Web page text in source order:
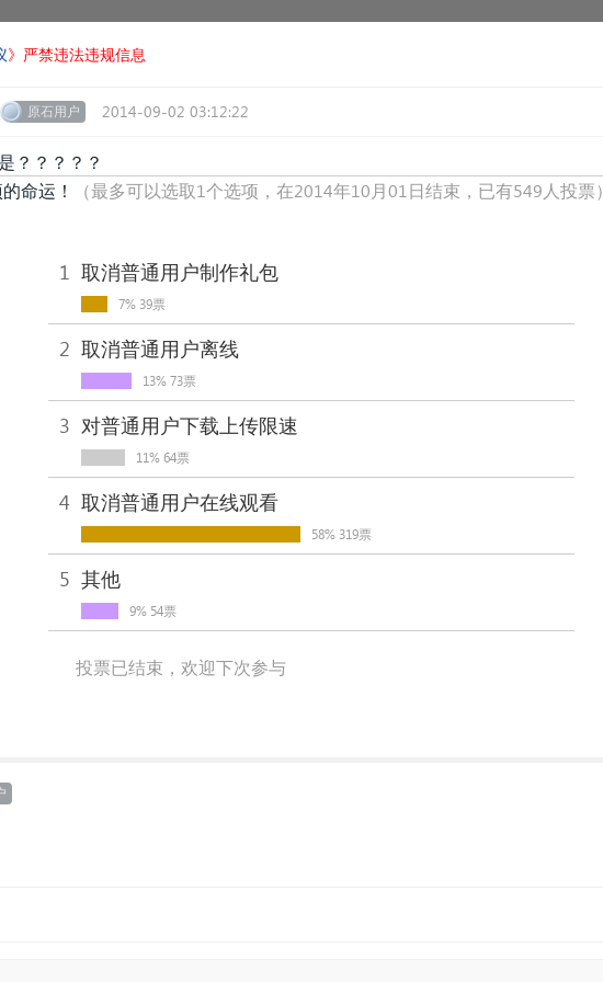
》严禁违法违规信息
原石用户 2014-09-02 03:12:22
？？？？？
命运！
（最多可以选取1个选项，在2014年10月01日结束，已有549人投票）
1 取消普通用户制作礼包
7% 39票
2 取消普通用户离线
13% 73票
3 对普通用户下载上传限速
11% 64票
4 取消普通用户在线观看
58% 319票
5 其他
9% 54票
投票已结束，欢迎下次参与